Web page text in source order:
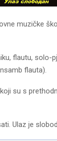
muzičke
flautu, solo-
flauta).
su s
Ulaz je